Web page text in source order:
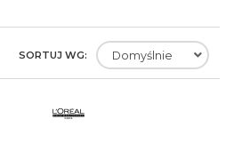
SORTUJ WG: Domyślnie